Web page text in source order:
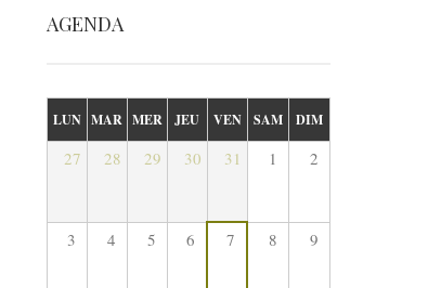
AGENDA
LUN MAR MER JEU VEN SAM DIM
27 28 29 30 31 1 2
3 4 5 6 7 8 9